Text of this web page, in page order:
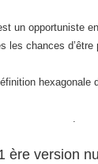
un opportuniste
les chances
hexagonale
ère version